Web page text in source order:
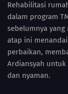
Rehabilitasi
dalam program
sebelumnya
atap ini
perbaikan,
Ardiansyah
dan nyaman.